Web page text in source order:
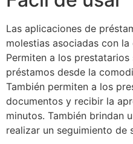
Las aplicaciones de
molestias asociadas con
Permiten a los
préstamos desde la
También permiten a los
documentos y recibir la
minutos. También brindan
realizar un seguimiento de